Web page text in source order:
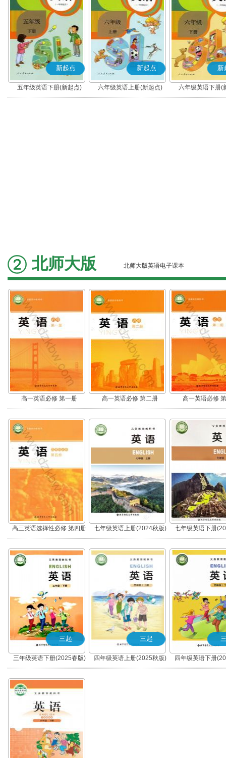
新起点
五年级英语下册(新起点)
新起点
六年级英语上册(新起点)
新
六年级英语下册(
北师大版 北师大版英语电子课本
高一英语必修 第一册 高一英语必修 第二册 高一英语必修
高三英语选择性必修 第四册 七年级英语上册(2024秋版) 七年级英语下册
三起
三年级英语下册(2025春版)
(三年级起点)
三起
四年级英语上册(2025秋版)
(三年级起点)
四年级英语下册
(三年级起